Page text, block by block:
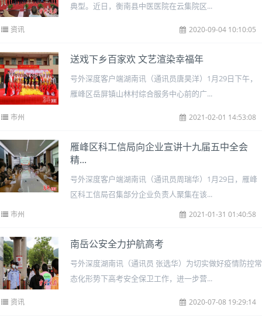
典型。近日，衡南县中医医院在云集院区...
资讯 2020-09-04 10:10:05
送戏下乡百家欢 文艺渲染幸福年
号外深度客户端湖南讯（通讯员唐昊洋）1月29日下午，
雁峰区岳屏镇山林村综合服务中心前的广...
市州 2021-02-01 14:53:08
雁峰区科工信局向企业宣讲十九届五中全会
精...
号外深度客户端湖南讯（通讯员周瑞华）1月29日，雁峰
区科工信局召集部分企业负责人聚集在该...
市州 2021-01-31 01:40:58
南岳公安全力护航高考
号外深度湖南讯（通讯员 张选华）为切实做好疫情防控常
态化形势下高考安全保卫工作，进一步营...
资讯 2020-07-08 19:29:14